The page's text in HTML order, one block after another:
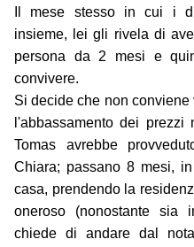
Il mese stesso in cui i
insieme, lei gli rivela di
persona da 2 mesi e
convivere.
Si decide che non
l'abbassamento dei
Tomas avrebbe
Chiara; passano 8 mesi,
casa, prendendo la
oneroso (nonostante sia
chiede di andare dal